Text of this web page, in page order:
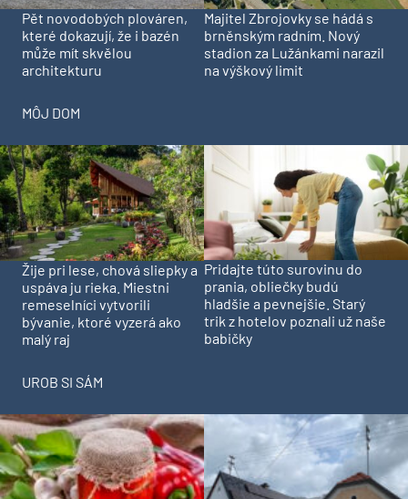
Pět novodobých plováren,
které dokazují, že i bazén
může mít skvělou
architekturu
Majitel Zbrojovky se hádá s
brněnským radním. Nový
stadion za Lužánkami narazil
na výškový limit
MÔJ DOM
Žije pri lese, chová sliepky a
uspáva ju rieka. Miestni
remeselníci vytvorili
bývanie, ktoré vyzerá ako
malý raj
Pridajte túto surovinu do
prania, obliečky budú
hladšie a pevnejšie. Starý
trik z hotelov poznali už naše
babičky
UROB SI SÁM